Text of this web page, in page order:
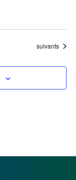
Évènements
suivants